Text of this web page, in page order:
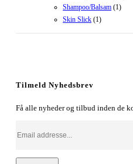
Shampoo/Balsam (1)
Skin Slick (1)
Tilmeld Nyhedsbrev
Få alle nyheder og tilbud inden de